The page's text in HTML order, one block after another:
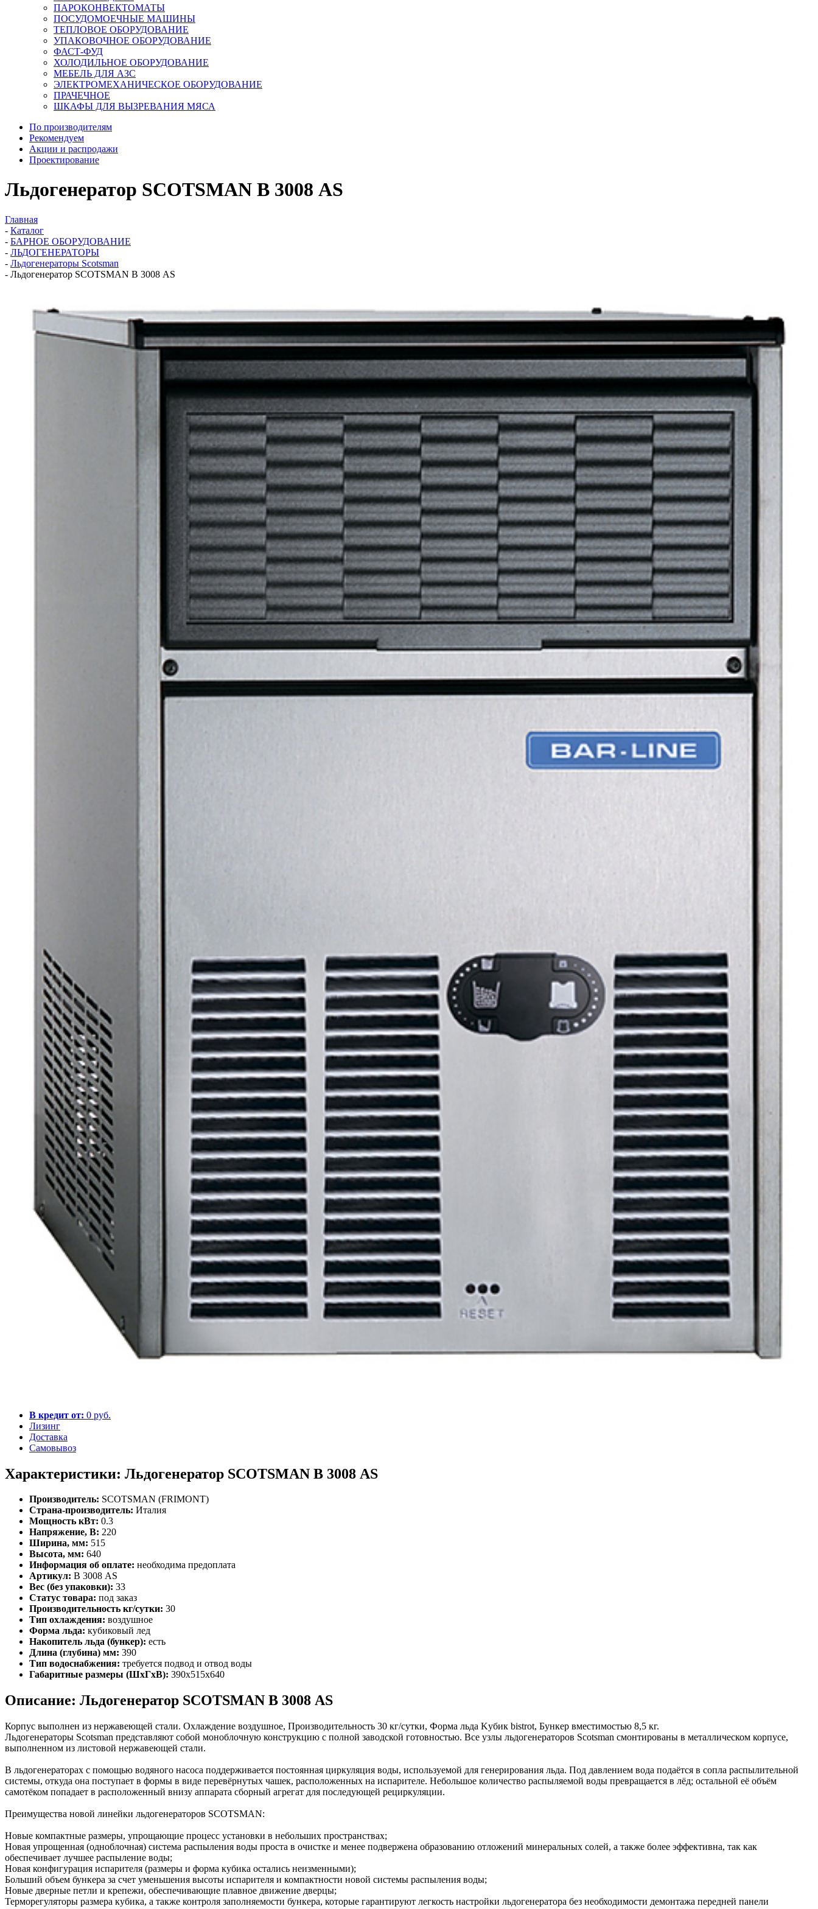
ПАРОКОНВЕКТОМАТЫ
ПОСУДОМОЕЧНЫЕ МАШИНЫ
ТЕПЛОВОЕ ОБОРУДОВАНИЕ
УПАКОВОЧНОЕ ОБОРУДОВАНИЕ
ФАСТ-ФУД
ХОЛОДИЛЬНОЕ ОБОРУДОВАНИЕ
МЕБЕЛЬ ДЛЯ АЗС
ЭЛЕКТРОМЕХАНИЧЕСКОЕ ОБОРУДОВАНИЕ
ПРАЧЕЧНОЕ
ШКАФЫ ДЛЯ ВЫЗРЕВАНИЯ МЯСА
По производителям
Рекомендуем
Акции и распродажи
Проектирование
Льдогенератор SCOTSMAN B 3008 АS
Главная
- Каталог
- БАРНОЕ ОБОРУДОВАНИЕ
- ЛЬДОГЕНЕРАТОРЫ
- Льдогенераторы Scotsman
- Льдогенератор SCOTSMAN B 3008 АS
В кредит от: 0 руб.
Лизинг
Доставка
Самовывоз
Характеристики: Льдогенератор SCOTSMAN B 3008 АS
Производитель: SCOTSMAN (FRIMONT)
Страна-производитель: Италия
Мощность кВт: 0.3
Напряжение, В: 220
Ширина, мм: 515
Высота, мм: 640
Информация об оплате: необходима предоплата
Артикул: B 3008 АS
Вес (без упаковки): 33
Статус товара: под заказ
Производительность кг/сутки: 30
Тип охлаждения: воздушное
Форма льда: кубиковый лед
Накопитель льда (бункер): есть
Длина (глубина) мм: 390
Тип водоснабжения: требуется подвод и отвод воды
Габаритные размеры (ШхГхВ): 390x515x640
Описание: Льдогенератор SCOTSMAN B 3008 АS
Корпус выполнен из нержавеющей стали. Охлаждение воздушное, Производительность 30 кг/сутки, Форма льда Kубик bistrot, Бункер вместимостью 8,5 кг.
Льдогенераторы Scotsman представляют собой моноблочную конструкцию с полной заводской готовностью. Все узлы льдогенераторов Scotsman смонтированы в металлическом корпусе,
выполненном из листовой нержавеющей стали.
В льдогенераторах с помощью водяного насоса поддерживается постоянная циркуляция воды, используемой для генерирования льда. Под давлением вода подаётся в сопла распылительной
системы, откуда она поступает в формы в виде перевёрнутых чашек, расположенных на испарителе. Небольшое количество распыляемой воды превращается в лёд; остальной её объём
самотёком попадает в расположенный внизу аппарата сборный агрегат для последующей рециркуляции.
Преимущества новой линейки льдогенераторов SCOTSMAN:
Новые компактные размеры, упрощающие процесс установки в небольших пространствах;
Новая упрощенная (одноблочная) система распыления воды проста в очистке и менее подвержена образованию отложений минеральных солей, а также более эффективна, так как
обеспечивает лучшее распыление воды;
Новая конфигурация испарителя (размеры и форма кубика остались неизменными);
Больший объем бункера за счет уменьшения высоты испарителя и компактности новой системы распыления воды;
Новые дверные петли и крепежи, обеспечивающие плавное движение дверцы;
Терморегуляторы размера кубика, а также контроля заполняемости бункера, которые гарантируют легкость настройки льдогенератора без необходимости демонтажа передней панели